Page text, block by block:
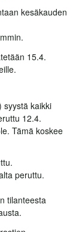
kesäkauden
15.4.
syystä kaikki
12.4.
Tämä koskee
peruttu.
tilanteesta